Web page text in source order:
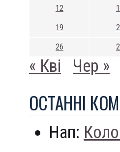
12
19
26
« Кві Чер »
ОСТАННI
Нап: